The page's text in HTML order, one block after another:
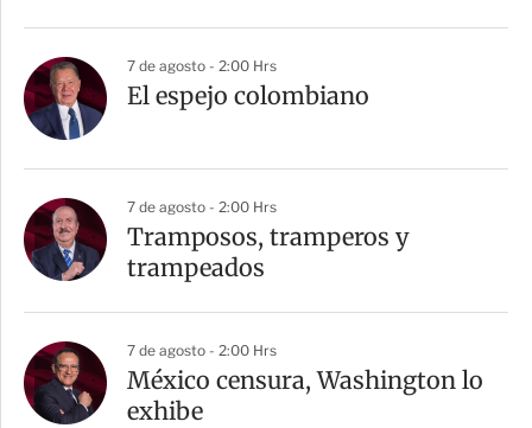
7 de agosto - 2:00 Hrs
El espejo colombiano
7 de agosto - 2:00 Hrs
Tramposos, tramperos y
trampeados
7 de agosto - 2:00 Hrs
México censura, Washington lo
exhibe